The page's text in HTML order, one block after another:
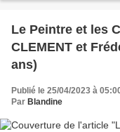
Le Peintre et les
CLEMENT et
ans)
Publié le 25/04/2023 à
Par Blandine